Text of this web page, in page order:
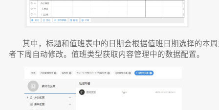
其中，标题和值班表中的日期会根据值班日期选择的本
者下周自动修改。值班类型获取内容管理中的数据配置。